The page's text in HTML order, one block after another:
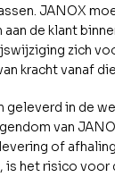
JANOX
de klant
zich
kracht vanaf
geleverd in de
van
of
het risico voor